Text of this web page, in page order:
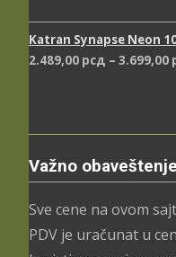
Katran Synapse Neon
2.489,00 рсд – 3.699,00
Važno
Sve cene na ovom
PDV je uračunat u